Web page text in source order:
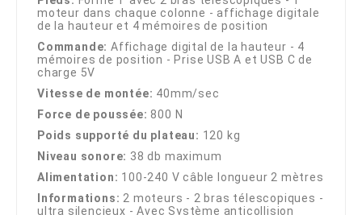
moteur dans chaque colonne - affichage digitale
de la hauteur et 4 mémoires de position
Commande: Affichage digital de la hauteur - 4
mémoires de position - Prise USB A et USB C de
charge 5V
Vitesse de montée: 40mm/sec
Force de poussée: 800 N
Poids supporté du plateau: 120 kg
Niveau sonore: 38 db maximum
Alimentation: 100-240 V câble longueur 2 mètres
Informations: 2 moteurs - 2 bras télescopiques -
ultra silencieux - Avec Système anticollision